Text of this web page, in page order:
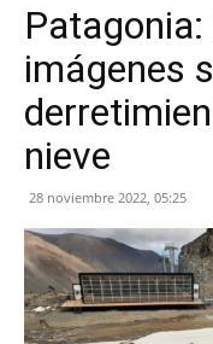
imágenes
nieve
28 noviembre 2022, 05:25